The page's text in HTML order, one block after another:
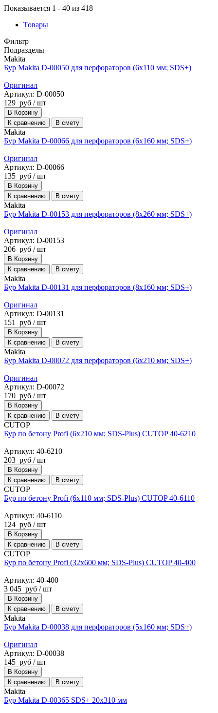
Показывается 1 - 40 из 418
Товары
Фильтр
Подразделы
Makita
Бур Makita D-00050 для перфораторов (6х110 мм; SDS+)
Оригинал
Артикул: D-00050
129 руб / шт
В Корзину
К сравнению
В смету
Makita
Бур Makita D-00066 для перфораторов (6х160 мм; SDS+)
Оригинал
Артикул: D-00066
135 руб / шт
В Корзину
К сравнению
В смету
Makita
Бур Makita D-00153 для перфораторов (8х260 мм; SDS+)
Оригинал
Артикул: D-00153
206 руб / шт
В Корзину
К сравнению
В смету
Makita
Бур Makita D-00131 для перфораторов (8х160 мм; SDS+)
Оригинал
Артикул: D-00131
151 руб / шт
В Корзину
К сравнению
В смету
Makita
Бур Makita D-00072 для перфораторов (6х210 мм; SDS+)
Оригинал
Артикул: D-00072
170 руб / шт
В Корзину
К сравнению
В смету
CUTOP
Бур по бетону Profi (6х210 мм; SDS-Plus) CUTOP 40-6210
Артикул: 40-6210
203 руб / шт
В Корзину
К сравнению
В смету
CUTOP
Бур по бетону Profi (6х110 мм; SDS-Plus) CUTOP 40-6110
Артикул: 40-6110
124 руб / шт
В Корзину
К сравнению
В смету
CUTOP
Бур по бетону Profi (32х600 мм; SDS-Plus) CUTOP 40-400
Артикул: 40-400
3 045 руб / шт
В Корзину
К сравнению
В смету
Makita
Бур Makita D-00038 для перфораторов (5х160 мм; SDS+)
Оригинал
Артикул: D-00038
145 руб / шт
В Корзину
К сравнению
В смету
Makita
Бур Makita D-00365 SDS+ 20х310 мм